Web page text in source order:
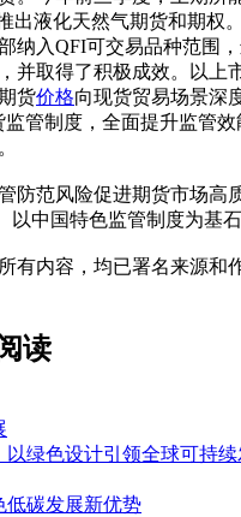
出液化天然气期货和期权
纳入QFI可交易品种范围
取得了积极成效。以上
货价格向现货贸易场景深
管制度，全面提升监管
防范风险促进期货市场
中国特色监管制度为基
有内容，均已署名来源
读
绿色设计引领全球可持
低碳发展新优势